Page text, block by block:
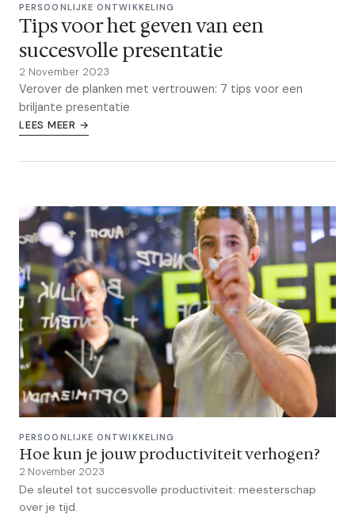
PERSOONLIJKE ONTWIKKELING
Tips voor het geven van een
succesvolle presentatie
2 November 2023
Verover de planken met vertrouwen: 7 tips voor een
briljante presentatie
LEES MEER →
PERSOONLIJKE ONTWIKKELING
Hoe kun je jouw productiviteit verhogen?
2 November 2023
De sleutel tot succesvolle productiviteit: meesterschap
over je tijd.